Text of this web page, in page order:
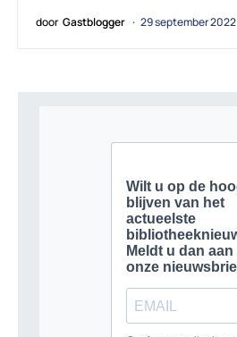
door Gastblogger 29 september 2022